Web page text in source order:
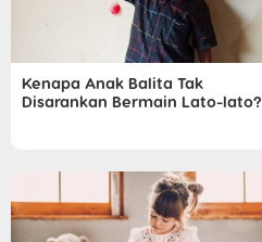
Kenapa Anak Balita Tak
Disarankan Bermain Lato-lato?